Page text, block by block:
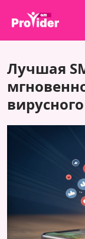
О нас
Войти
Регистрация
Лучшая